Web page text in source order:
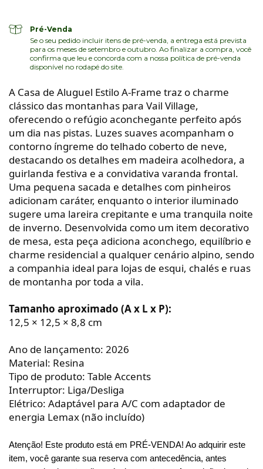
Pré-Venda
Se o seu pedido incluir itens de pré-venda, a entrega está prevista
para os meses de setembro e outubro. Ao finalizar a compra, você
confirma que leu e concorda com a nossa política de pré-venda
disponível no rodapé do site.
A Casa de Aluguel Estilo A-Frame traz o charme
clássico das montanhas para Vail Village,
oferecendo o refúgio aconchegante perfeito após
um dia nas pistas. Luzes suaves acompanham o
contorno íngreme do telhado coberto de neve,
destacando os detalhes em madeira acolhedora, a
guirlanda festiva e a convidativa varanda frontal.
Uma pequena sacada e detalhes com pinheiros
adicionam caráter, enquanto o interior iluminado
sugere uma lareira crepitante e uma tranquila noite
de inverno. Desenvolvida como um item decorativo
de mesa, esta peça adiciona aconchego, equilíbrio e
charme residencial a qualquer cenário alpino, sendo
a companhia ideal para lojas de esqui, chalés e ruas
de montanha por toda a vila.
Tamanho aproximado (A x L x P):
12,5 × 12,5 × 8,8 cm
Ano de lançamento: 2026
Material: Resina
Tipo de produto: Table Accents
Interruptor: Liga/Desliga
Elétrico: Adaptável para A/C com adaptador de
energia Lemax (não incluído)
Atenção! Este produto está em PRÉ-VENDA! Ao adquirir este
item, você garante sua reserva com antecedência, antes